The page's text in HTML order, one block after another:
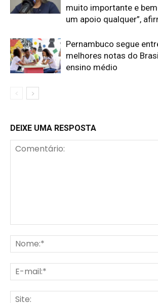
muito importante e
um apoio qualquer”,
Pernambuco segue
melhores notas do
ensino médio
DEIXE UMA RESPOSTA